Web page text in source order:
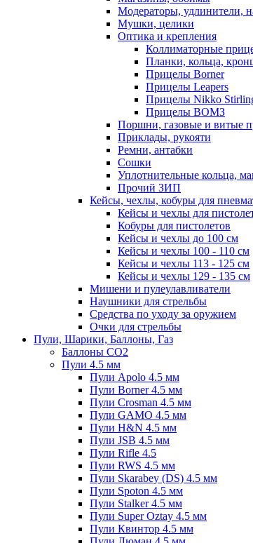
Модераторы, удлинители,
Мушки, целики
Оптика и крепления
Коллиматорные
Планки, кольца,
Прицелы Borner
Прицелы Leapers
Прицелы Nikko
Прицелы ВОМЗ
Поршни, газовые и витые
Приклады, рукояти
Ремни, антабки
Сошки
Уплотнительные кольца,
Прочий ЗИП
Кейсы, чехлы, кобуры для
Кейсы и чехлы для
Кобуры для пистолетов
Кейсы и чехлы до 100 см
Кейсы и чехлы 100 - 110 см
Кейсы и чехлы 113 - 125 см
Кейсы и чехлы 129 - 135 см
Мишени и пулеулавливатели
Наушники для стрельбы
Средства по уходу за оружием
Очки для стрельбы
Пули, Шарики, Баллоны, Газ
Баллоны CO2
Пули 4.5 мм
Пули Apolo 4.5 мм
Пули Borner 4.5 мм
Пули Crosman 4.5 мм
Пули GAMO 4.5 мм
Пули H&N 4.5 мм
Пули JSB 4.5 мм
Пули Rifle 4.5
Пули RWS 4.5 мм
Пули Skarabey (DS) 4.5 мм
Пули Spoton 4.5 мм
Пули Stalker 4.5 мм
Пули Super Oztay 4.5 мм
Пули Квинтор 4.5 мм